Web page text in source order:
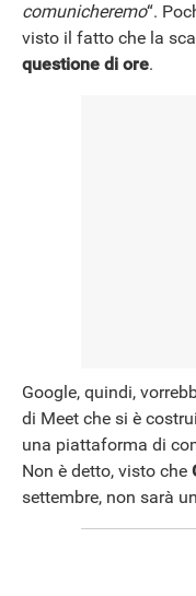
comunicheremo“.
visto il fatto che la
questione di ore.
Google, quindi,
di Meet che si è
una piattaforma di
Non è detto, visto che
settembre, non sarà